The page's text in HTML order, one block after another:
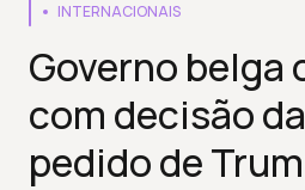
INTERNACIONAIS
Governo belga
com decisão
pedido de